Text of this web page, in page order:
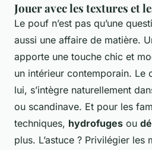
Jouer avec les textures et
Le pouf n’est pas qu’une
aussi une affaire de matière.
apporte une touche chic et
un intérieur contemporain. Le
lui, s’intègre naturellement
ou scandinave. Et pour les
techniques, hydrofuges ou
plus. L’astuce ? Privilégier les